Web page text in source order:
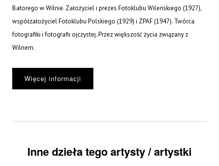
Batorego w Wilnie. Założyciel i prezes Fotoklubu Wileńskiego (1927),
współzałożyciel Fotoklubu Polskiego (1929) i ZPAF (1947). Twórca
fotografiki i fotografii ojczystej. Przez większość życia związany z
Wilnem.
Więcej informacji
Inne dzieła tego artysty / artystki